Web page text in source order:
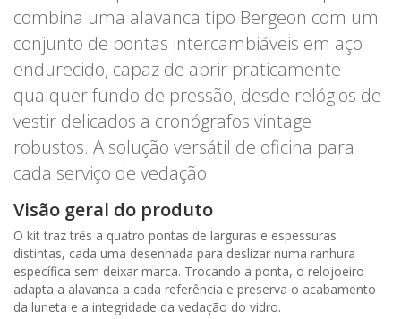
combina uma alavanca tipo Bergeon com um
conjunto de pontas intercambiáveis em aço
endurecido, capaz de abrir praticamente
qualquer fundo de pressão, desde relógios de
vestir delicados a cronógrafos vintage
robustos. A solução versátil de oficina para
cada serviço de vedação.
Visão geral do produto
O kit traz três a quatro pontas de larguras e espessuras
distintas, cada uma desenhada para deslizar numa ranhura
específica sem deixar marca. Trocando a ponta, o relojoeiro
adapta a alavanca a cada referência e preserva o acabamento
da luneta e a integridade da vedação do vidro.